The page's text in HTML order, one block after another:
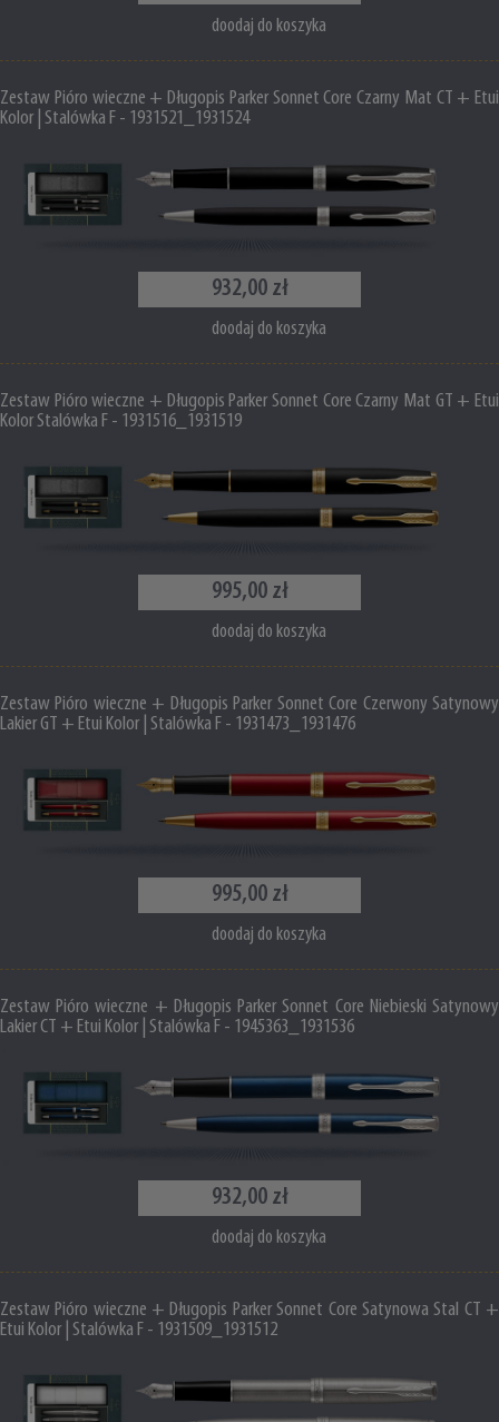
doodaj do koszyka
Zestaw Pióro wieczne + Długopis Parker Sonnet Core Czarny Mat CT + Etui
Kolor | Stalówka F - 1931521_1931524
932,00 zł
doodaj do koszyka
Zestaw Pióro wieczne + Długopis Parker Sonnet Core Czarny Mat GT + Etui
Kolor Stalówka F - 1931516_1931519
995,00 zł
doodaj do koszyka
Zestaw Pióro wieczne + Długopis Parker Sonnet Core Czerwony Satynowy
Lakier GT + Etui Kolor | Stalówka F - 1931473_1931476
995,00 zł
doodaj do koszyka
Zestaw Pióro wieczne + Długopis Parker Sonnet Core Niebieski Satynowy
Lakier CT + Etui Kolor | Stalówka F - 1945363_1931536
932,00 zł
doodaj do koszyka
Zestaw Pióro wieczne + Długopis Parker Sonnet Core Satynowa Stal CT +
Etui Kolor | Stalówka F - 1931509_1931512